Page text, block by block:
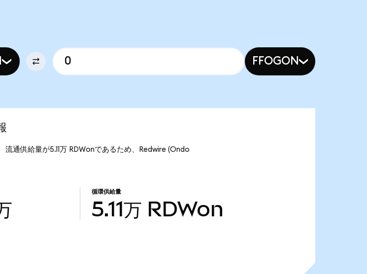
FFOGON
通供給量が5.11万 RDWonであるため、Redwire (Ondo
循環供給量
5.11万 RDWon